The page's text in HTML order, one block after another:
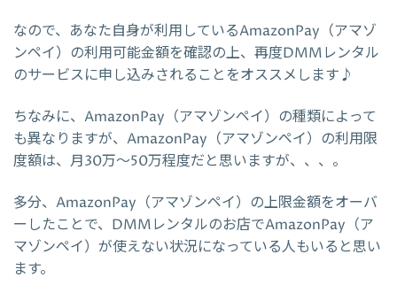
なので、あなた自身が利用しているAmazonPay（アマゾ
ンペイ）の利用可能金額を確認の上、再度DMMレンタル
のサービスに申し込みされることをオススメします♪
ちなみに、AmazonPay（アマゾンペイ）の種類によって
も異なりますが、AmazonPay（アマゾンペイ）の利用限
度額は、月30万～50万程度だと思いますが、、、。
多分、AmazonPay（アマゾンペイ）の上限金額をオーバ
ーしたことで、DMMレンタルのお店でAmazonPay（ア
マゾンペイ）が使えない状況になっている人もいると思い
ます。